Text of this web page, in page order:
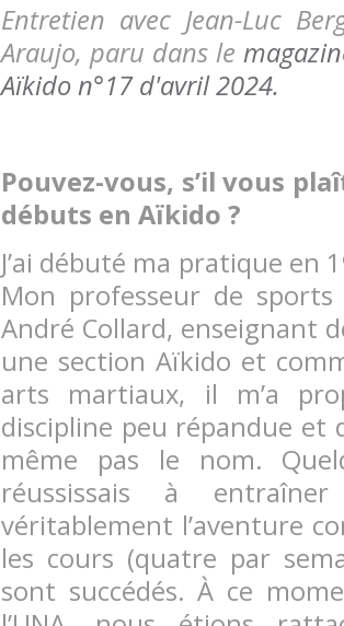
Entretien avec Jean-Luc
Araujo, paru dans le
Aïkido n°17 d'avril 2024.
Pouvez-vous, s’il vous
débuts en Aïkido ?
J’ai débuté ma pratique en
Mon professeur de
André Collard, enseignant
une section Aïkido et
arts martiaux, il m’a
discipline peu répandue et
même pas le nom.
réussissais à
véritablement l’aventure
les cours (quatre par
sont succédés. À ce